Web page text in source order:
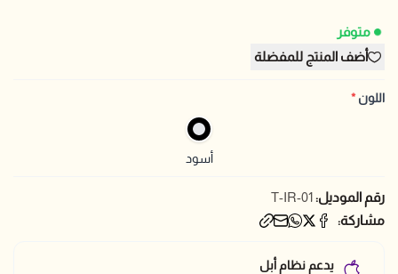
متوفر
أضف المنتج للمفضلة
اللون*
أسود
رقم الموديل:T-IR-01
مشاركة:
يدعم نظام أبل